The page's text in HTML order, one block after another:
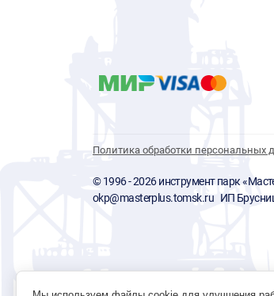
Политика обработки персональных
© 1996 - 2026 инструмент парк
okp@masterplus.tomsk.ru ИП